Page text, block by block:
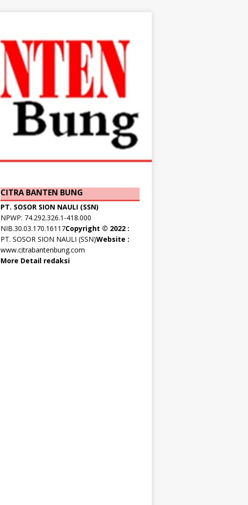
CITRA BANTEN BUNG
PT. SOSOR SION NAULI (SSN)
NPWP: 74.292.326.1-418.000
NIB.30.03.170.16117Copyright © 2022 :
PT. SOSOR SION NAULI (SSN)Website :
www.citrabantenbung.com
More Detail redaksi